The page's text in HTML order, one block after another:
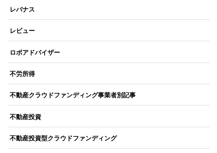
レバナス
レビュー
ロボアドバイザー
不労所得
不動産クラウドファンディング事業者別記事
不動産投資
不動産投資型クラウドファンディング